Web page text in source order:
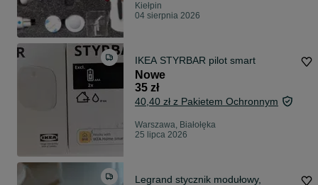
Kiełpin
04 sierpnia 2026
IKEA STYRBAR pilot smart
Nowe
35 zł
40,40 zł z Pakietem Ochronnym
Warszawa, Białołęka
25 lipca 2026
Legrand stycznik modułowy,